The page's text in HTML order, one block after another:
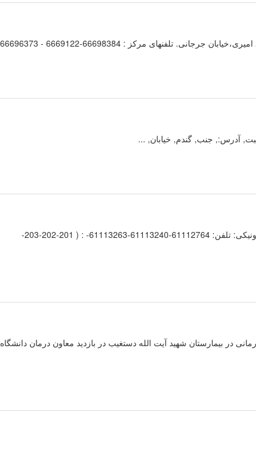
آدرس:, جنب, گندم, خیابان, ...
بهداشت و درمان دانشگاه تهران. پست الکترونیکی: تلفن: 61112764-61113240-61113263- : ( 201-202-203-
در بیمارستان شهید آیت الله دستغیب در بازدید معاون درمان دانشگاه